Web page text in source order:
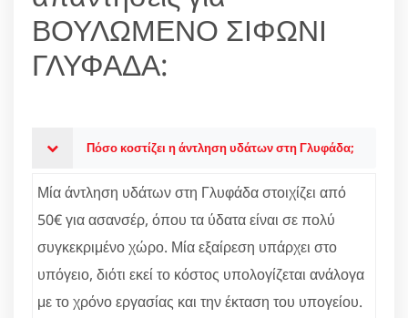
ΒΟΥΛΩΜΕΝΟ ΣΙΦΩΝΙ
ΓΛΥΦΑΔΑ:
Πόσο κοστίζει η άντληση υδάτων στη Γλυφάδα;
Μία άντληση υδάτων στη Γλυφάδα στοιχίζει από
50€ για ασανσέρ, όπου τα ύδατα είναι σε πολύ
συγκεκριμένο χώρο. Μία εξαίρεση υπάρχει στο
υπόγειο, διότι εκεί το κόστος υπολογίζεται ανάλογα
με το χρόνο εργασίας και την έκταση του υπογείου.